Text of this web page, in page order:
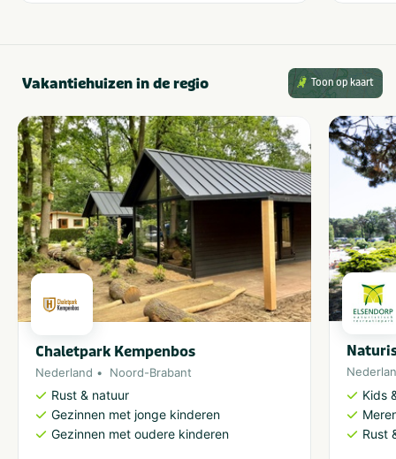
Vakantiehuizen in de regio Toon op kaart
Chaletpark Kempenbos
Nederland Noord-Brabant
Rust & natuur
Gezinnen met jonge kinderen
Gezinnen met oudere kinderen
Kids
Rust